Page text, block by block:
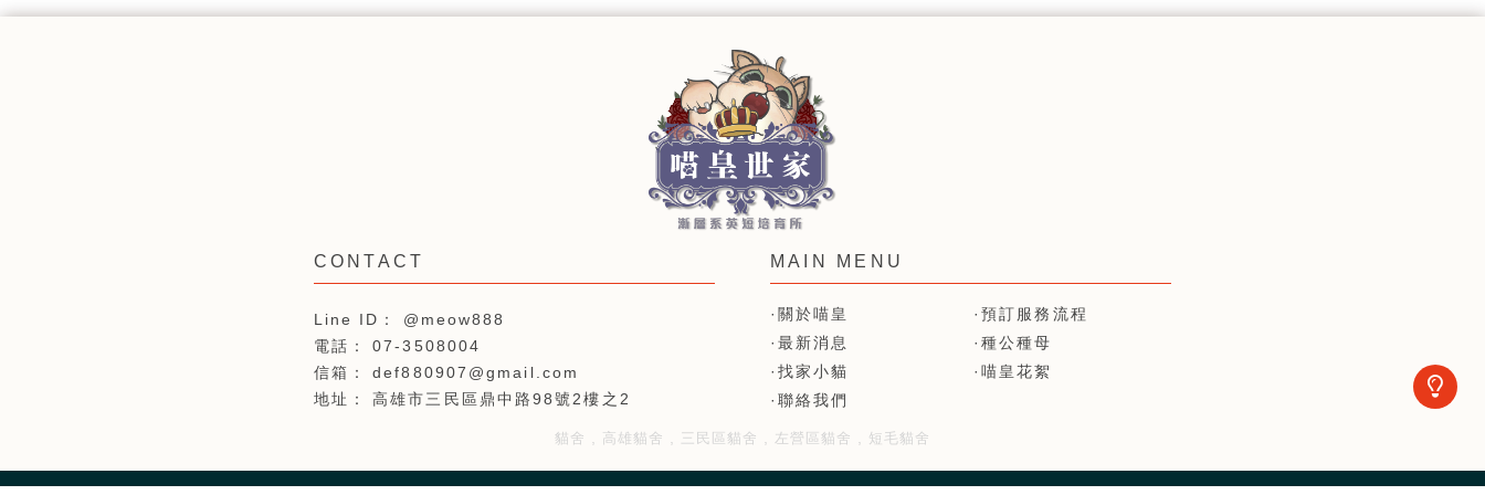
@meow888
07-3508004
def880907@gmail.com
高雄市三民區鼎中路98號2樓之2
關於喵皇
預訂服務流程
最新消息
種公種母
找家小貓
喵皇花絮
聯絡我們
貓舍 高雄貓舍 三民區貓舍 左營區貓舍 短毛貓舍